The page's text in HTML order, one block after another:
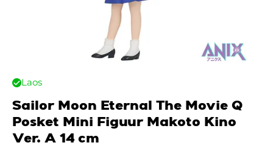
Laos
Sailor Moon Eternal The Movie Q
Posket Mini Figuur Makoto Kino
Ver. A 14 cm